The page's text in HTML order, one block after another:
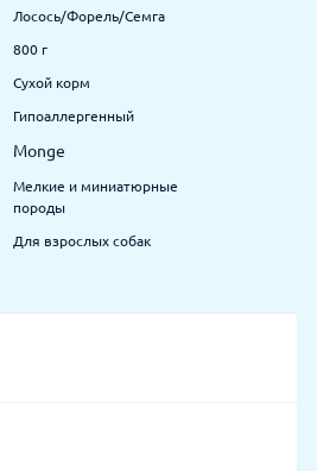
Лосось/Форель/Семга
800 г
Сухой корм
Гипоаллергенный
Monge
Мелкие и миниатюрные
породы
Для взрослых собак